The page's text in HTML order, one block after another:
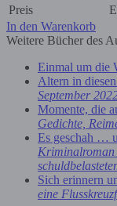
Preis
In den Warenkorb
Weitere Bücher des
Einmal um die
Altern in
September
Momente, die
Gedichte,
Es geschah …
Kriminalroman
Sich erinnern
eine